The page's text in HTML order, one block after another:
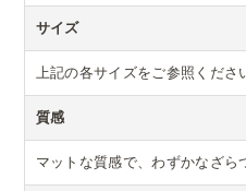
サイズ
上記の各サイズをご参照くださ
質感
マットな質感で、わずかなざら